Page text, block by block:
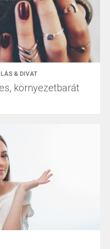
& DIVAT
környezetbarát